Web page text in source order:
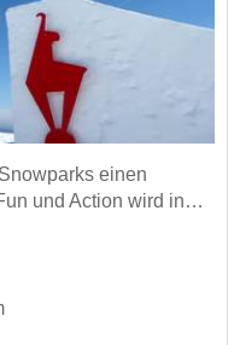
einen
und Action wird in…